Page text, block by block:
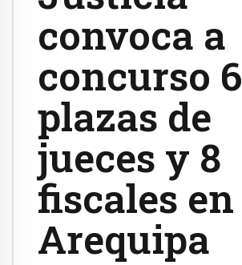
convoca a
concurso 6
plazas de
jueces y 8
fiscales en
Arequipa